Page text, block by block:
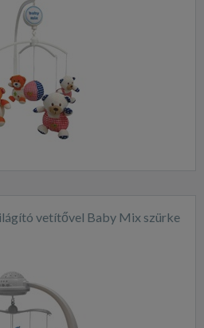
vetítővel Baby Mix szürke